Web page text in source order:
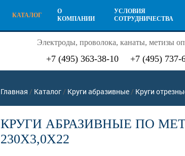
КАТАЛОГ
О
КОМПАНИИ
УСЛОВИЯ
СОТРУДНИЧЕСТВА
Электроды, проволока, канаты, метизы
+7 (495) 363-38-10 +7 (495) 737-
Главная / Каталог/ Круги абразивные/ Круги
КРУГИ АБРАЗИВНЫЕ ПО
230Х3,0Х22